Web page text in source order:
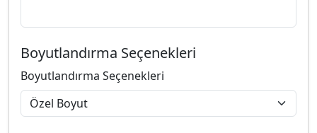
Boyutlandırma Seçenekleri
Boyutlandırma Seçenekleri